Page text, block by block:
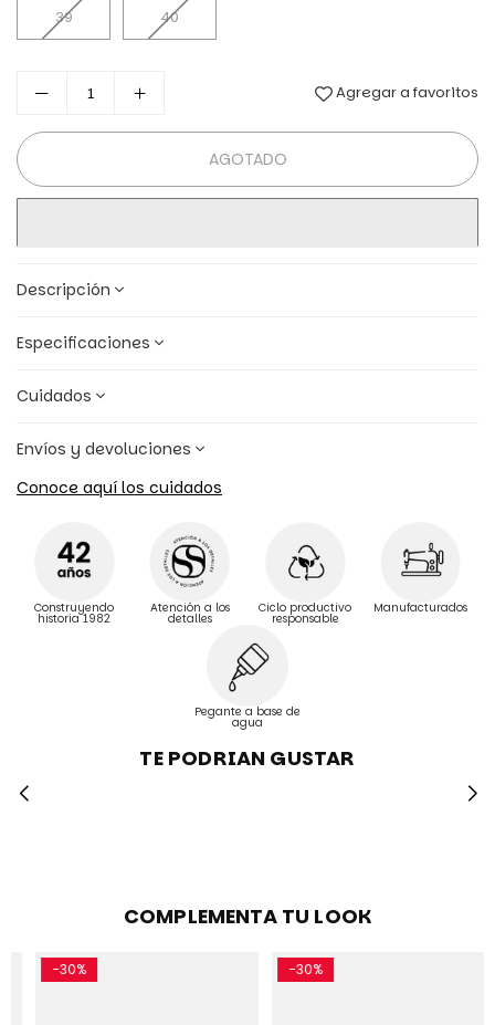
39 40
Agregar a favoritos
AGOTADO
Descripción
Especificaciones
Cuidados
Envíos y devoluciones
Conoce aquí los cuidados
Construyendo
historia 1982
Atención a los
detalles
Ciclo productivo
responsable
Manufacturados
Pegante a base de
agua
TE PODRIAN GUSTAR
COMPLEMENTA TU LOOK
-30% -30%